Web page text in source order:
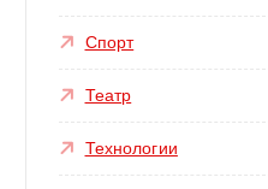
Спорт
Театр
Технологии